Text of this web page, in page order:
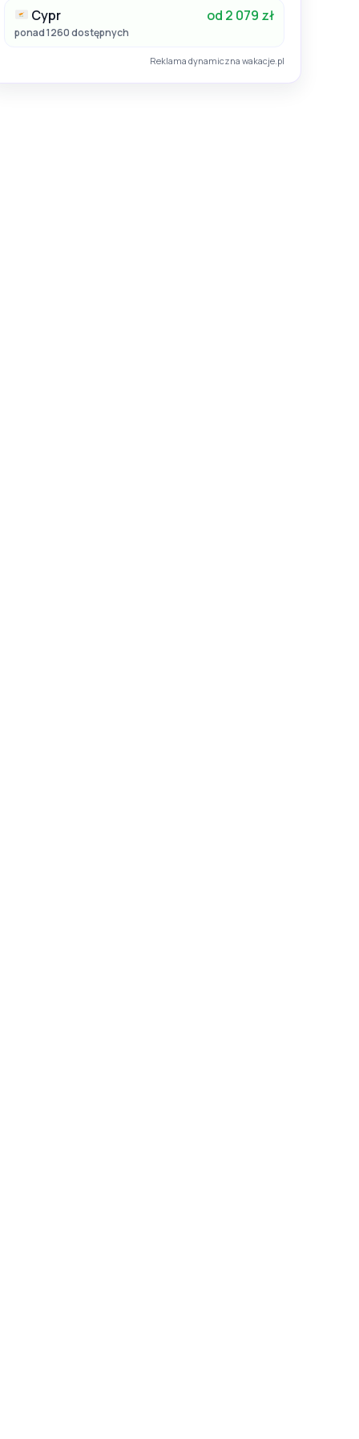
Cypr od 2 079 zł
ponad 1260 dostępnych
Reklama dynamiczna wakacje.pl